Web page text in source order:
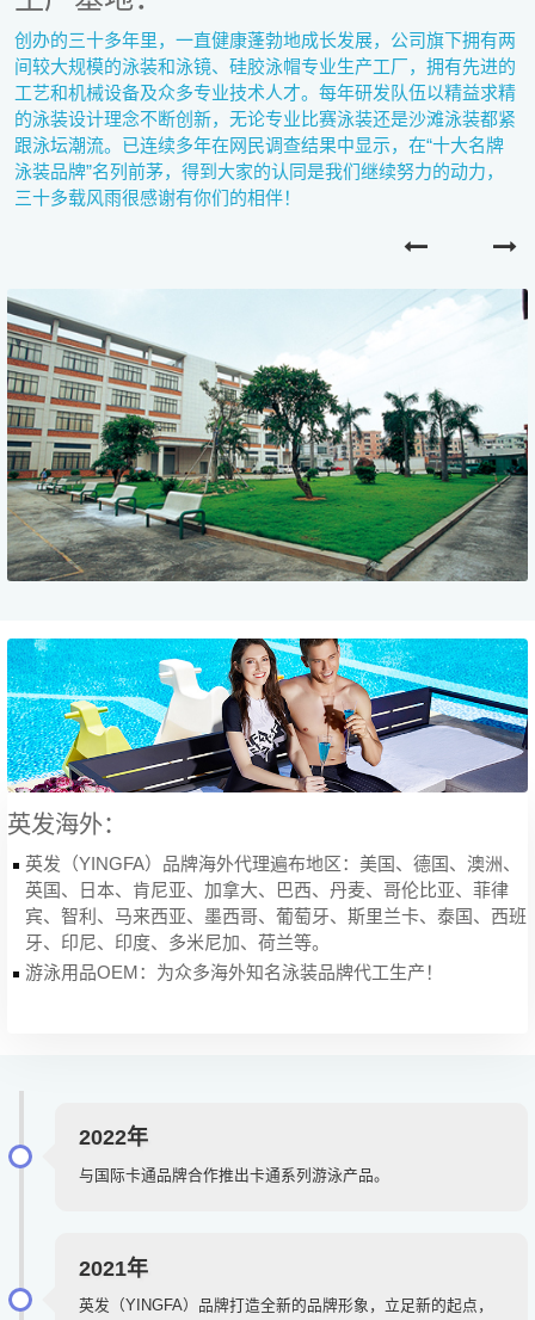
创办的三十多年里，一直健康蓬勃地成长发展，公司旗下拥有两
间较大规模的泳装和泳镜、硅胶泳帽专业生产工厂，拥有先进的
工艺和机械设备及众多专业技术人才。每年研发队伍以精益求精
的泳装设计理念不断创新，无论专业比赛泳装还是沙滩泳装都紧
跟泳坛潮流。已连续多年在网民调查结果中显示，在“十大名牌
泳装品牌”名列前茅，得到大家的认同是我们继续努力的动力，
三十多载风雨很感谢有你们的相伴！
英发海外：
英发（YINGFA）品牌海外代理遍布地区：美国、德国、澳洲、
英国、日本、肯尼亚、加拿大、巴西、丹麦、哥伦比亚、菲律
宾、智利、马来西亚、墨西哥、葡萄牙、斯里兰卡、泰国、西班
牙、印尼、印度、多米尼加、荷兰等。
游泳用品OEM：为众多海外知名泳装品牌代工生产！
2022年
与国际卡通品牌合作推出卡通系列游泳产品。
2021年
英发（YINGFA）品牌打造全新的品牌形象，立足新的起点，